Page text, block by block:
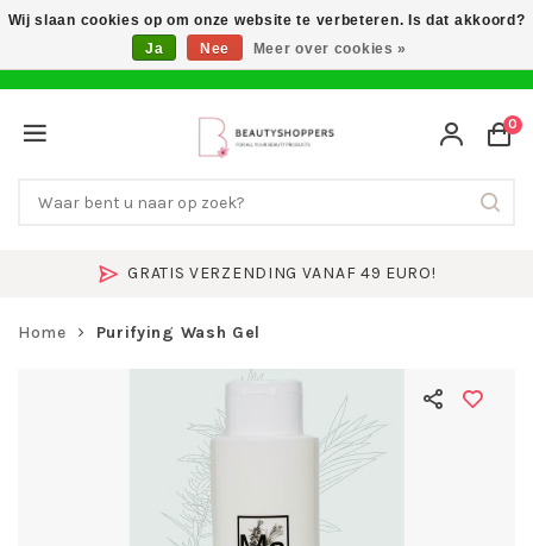
GRATIS VERZENDING VANAF 49 EURO!
0
Home Purifying Wash Gel
Wij slaan cookies op om onze website te verbeteren. Is dat akkoord?
Ja
Nee Meer over cookies »